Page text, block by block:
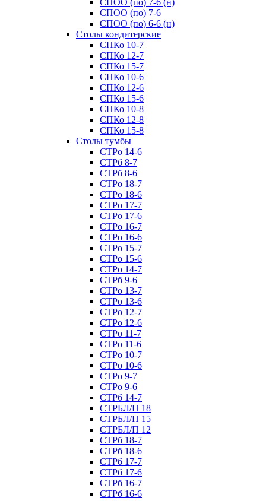
СПОО (по) 7-6 (н)
СПОО (по) 7-6
СПОО (по) 6-6 (н)
Cтолы кондитерские
СПКо 10-7
СПКо 12-7
СПКо 15-7
СПКо 10-6
СПКо 12-6
СПКо 15-6
СПКо 10-8
СПКо 12-8
СПКо 15-8
Cтолы тумбы
СТРо 14-6
СТРб 8-7
СТРб 8-6
СТРо 18-7
СТРо 18-6
СТРо 17-7
СТРо 17-6
СТРо 16-7
СТРо 16-6
СТРо 15-7
СТРо 15-6
СТРо 14-7
СТРб 9-6
СТРо 13-7
СТРо 13-6
СТРо 12-7
СТРо 12-6
СТРо 11-7
СТРо 11-6
СТРо 10-7
СТРо 10-6
СТРо 9-7
СТРо 9-6
СТРб 14-7
СТРБЛ/П 18
СТРБЛ/П 15
СТРБЛ/П 12
СТРб 18-7
СТРб 18-6
СТРб 17-7
СТРб 17-6
СТРб 16-7
СТРб 16-6